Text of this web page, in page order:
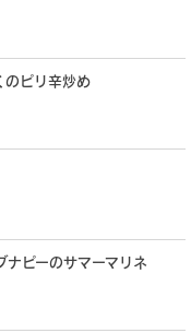
のピリ辛炒め
ナピーのサマーマリネ